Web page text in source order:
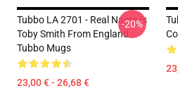
Tubbo LA 2701 - Real Name Is
Toby Smith From England
Tubbo Mugs
23,00 € - 26,68 €
-20%